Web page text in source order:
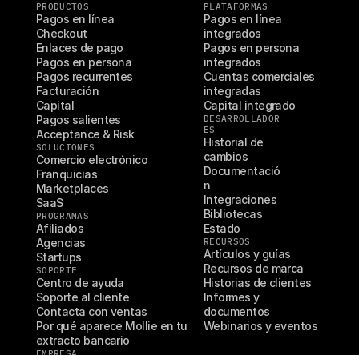
PRODUCTOS
Pagos en línea
Checkout
Enlaces de pago
Pagos en persona
Pagos recurrentes
Facturación
Capital
Pagos salientes
Acceptance & Risk
SOLUCIONES
Comercio electrónico
Franquicias
Marketplaces
SaaS
PROGRAMAS
Afiliados
Agencias
Startups
SOPORTE
Centro de ayuda
Soporte al cliente
Contacta con ventas
Por qué aparece Mollie en tu
extracto bancario
PLATAFORMAS
Pagos en línea
integrados
Pagos en persona
integrados
Cuentas comerciales
integradas
Capital integrado
DESARROLLADOR
ES
Historial de
cambios
Documentació
n
Integraciones
Bibliotecas
Estado
RECURSOS
Artículos y guías
Recursos de marca
Historias de clientes
Informes y
documentos
Webinarios y eventos